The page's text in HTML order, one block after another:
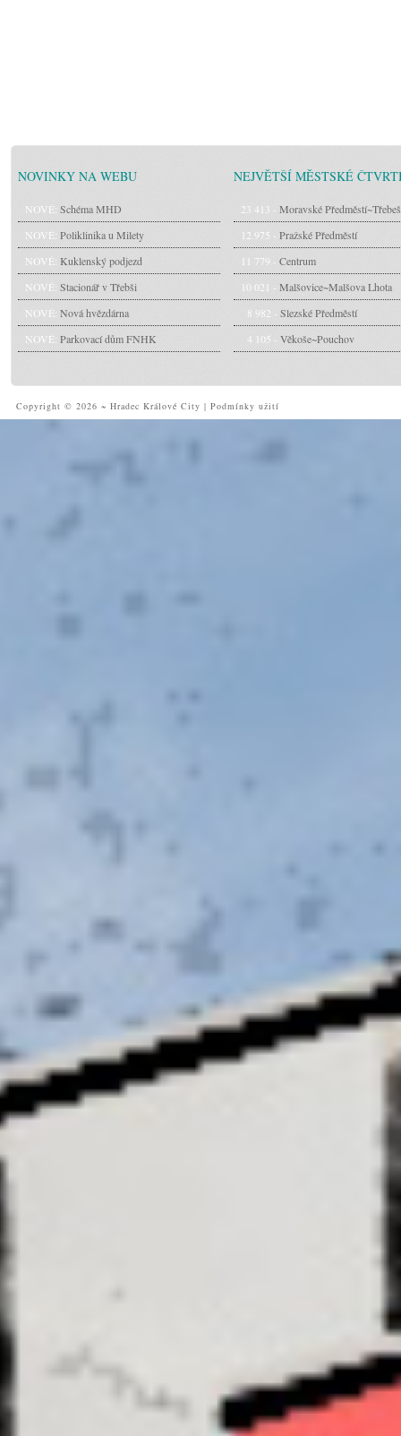
NOVINKY NA WEBU
NOVÉ: Schéma MHD
NOVÉ: Poliklinika u Milety
NOVÉ: Kuklenský podjezd
NOVÉ: Stacionář v Třebši
NOVÉ: Nová hvězdárna
NOVÉ: Parkovací dům FNHK
NEJVĚTŠÍ MĚSTSKÉ
23 413 - Moravské Předměstí~Třebeš
12 975 - Pražské Předměstí
11 779 - Centrum
10 021 - Malšovice~Malšova Lhota
8 982 - Slezské Předměstí
4 105 - Věkoše~Pouchov
Copyright © 2026 ~ Hradec Králové City | Podmínky užití